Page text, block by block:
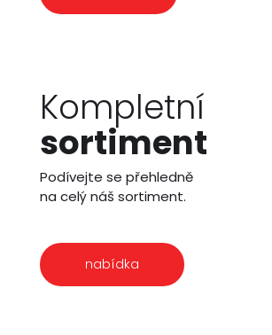
Kompletní
sortiment
Podívejte se přehledně
na celý náš sortiment.
nabídka